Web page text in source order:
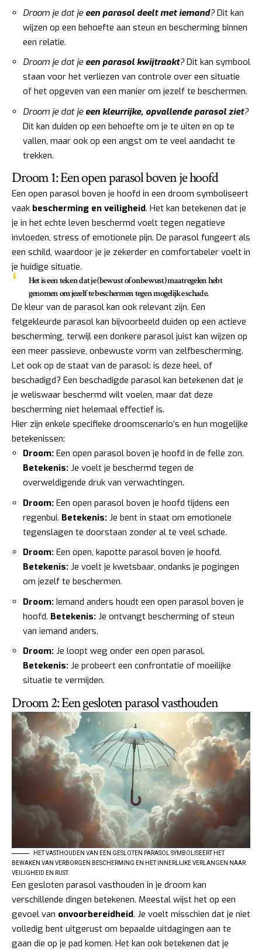
Droom je dat je een parasol deelt met iemand?Dit kan
wijzen op een behoefte aan steun en bescherming binnen
een relatie.
Droom je dat je een parasol kwijtraakt?Dit kan symbool
staan voor het verliezen van controle over een situatie
of het opgeven van een manier om jezelf te beschermen.
Droom je dat je een kleurrijke, opvallende parasol ziet?
Dit kan duiden op een behoefte om je te uiten en op te
vallen, maar ook op een angst om te veel aandacht te
trekken.
Droom 1: Een open parasol boven je hoofd
Een open parasol boven je hoofd in een droom symboliseert
vaak bescherming en veiligheid. Het kan betekenen dat je
je in het echte leven beschermd voelt tegen negatieve
invloeden, stress of emotionele pijn. De parasol fungeert als
een schild, waardoor je je zekerder en comfortabeler voelt in
je huidige situatie.
Het is een teken dat je (bewust of onbewust) maatregelen hebt
genomen om jezelf te beschermen tegen mogelijke schade.
De kleur van de parasol kan ook relevant zijn. Een
felgekleurde parasol kan bijvoorbeeld duiden op een actieve
bescherming, terwijl een donkere parasol juist kan wijzen op
een meer passieve, onbewuste vorm van zelfbescherming.
Let ook op de staat van de parasol: is deze heel, of
beschadigd? Een beschadigde parasol kan betekenen dat je
je weliswaar beschermd wilt voelen, maar dat deze
bescherming niet helemaal effectief is.
Hier zijn enkele specifieke droomscenario’s en hun mogelijke
betekenissen:
Droom: Een open parasol boven je hoofd in de felle zon.
Betekenis: Je voelt je beschermd tegen de
overweldigende druk van verwachtingen.
Droom: Een open parasol boven je hoofd tijdens een
regenbui. Betekenis: Je bent in staat om emotionele
tegenslagen te doorstaan zonder al te veel schade.
Droom: Een open, kapotte parasol boven je hoofd.
Betekenis: Je voelt je kwetsbaar, ondanks je pogingen
om jezelf te beschermen.
Droom: Iemand anders houdt een open parasol boven je
hoofd. Betekenis: Je ontvangt bescherming of steun
van iemand anders.
Droom: Je loopt weg onder een open parasol.
Betekenis: Je probeert een confrontatie of moeilijke
situatie te vermijden.
Droom 2: Een gesloten parasol vasthouden
HET VASTHOUDEN VAN EEN GESLOTEN PARASOL SYMBOLISEERT HET
BEWAKEN VAN VERBORGEN BESCHERMING EN HET INNERLIJKE VERLANGEN NAAR
VEILIGHEID EN RUST.
Een gesloten parasol vasthouden in je droom kan
verschillende dingen betekenen. Meestal wijst het op een
gevoel van onvoorbereidheid. Je voelt misschien dat je niet
volledig bent uitgerust om bepaalde uitdagingen aan te
gaan die op je pad komen. Het kan ook betekenen dat je